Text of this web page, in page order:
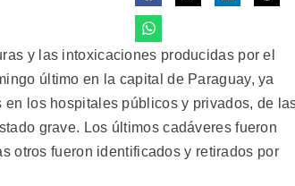
y las intoxicaciones producidas por el
último en la capital de Paraguay, ya
en los hospitales públicos y privados, de
grave. Los últimos cadáveres fueron
otros fueron identificados y retirados por